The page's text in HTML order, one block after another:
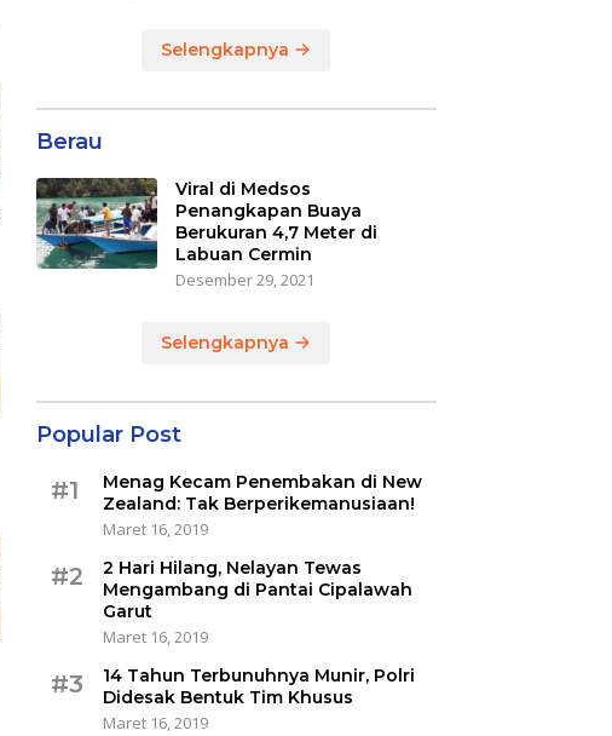
Selengkapnya
Berau
Viral di Medsos
Penangkapan Buaya
Berukuran 4,7 Meter di
Labuan Cermin
Desember 29, 2021
Selengkapnya
Popular Post
#1
Menag Kecam Penembakan di New
Zealand: Tak Berperikemanusiaan!
Maret 16, 2019
#2
2 Hari Hilang, Nelayan Tewas
Mengambang di Pantai Cipalawah
Garut
Maret 16, 2019
#3
14 Tahun Terbunuhnya Munir, Polri
Didesak Bentuk Tim Khusus
Maret 16, 2019